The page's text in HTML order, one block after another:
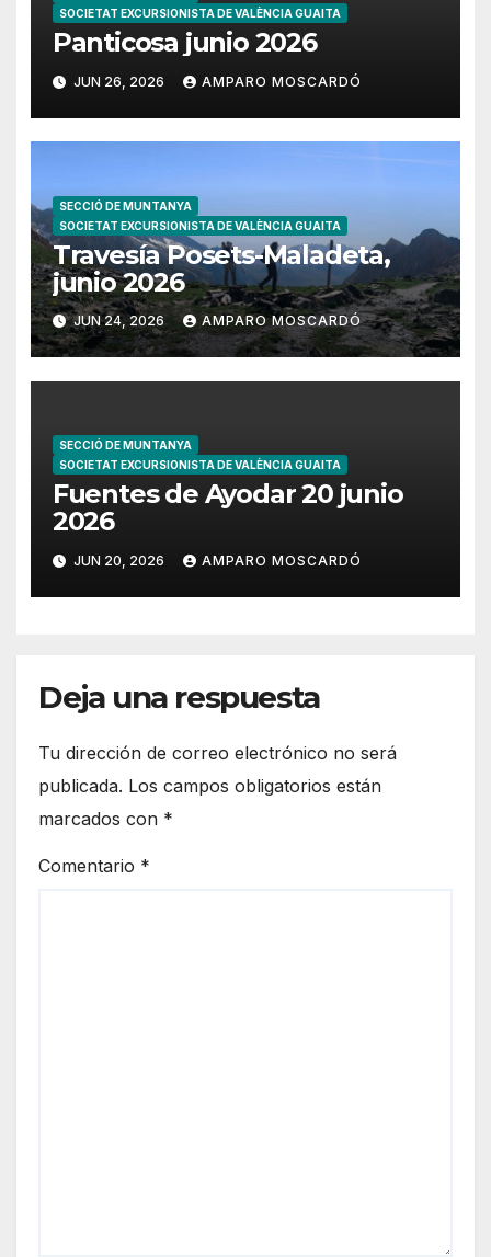
SOCIETAT EXCURSIONISTA DE VALÈNCIA GUAITA
Panticosa junio 2026
JUN 26, 2026 AMPARO MOSCARDÓ
SECCIÓ DE MUNTANYA
SOCIETAT EXCURSIONISTA DE VALÈNCIA GUAITA
Travesía Posets-Maladeta,
junio 2026
JUN 24, 2026 AMPARO MOSCARDÓ
SECCIÓ DE MUNTANYA
SOCIETAT EXCURSIONISTA DE VALÈNCIA GUAITA
Fuentes de Ayodar 20 junio
2026
JUN 20, 2026 AMPARO MOSCARDÓ
Deja una respuesta
Tu dirección de correo electrónico no será
publicada. Los campos obligatorios están
marcados con *
Comentario *